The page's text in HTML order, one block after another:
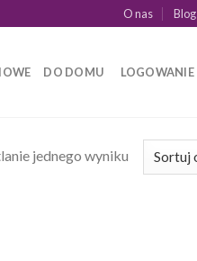
O nas Blog
DO DOMU LOGOWANIE
jednego wyniku